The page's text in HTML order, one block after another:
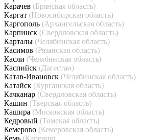
Карачев (Брянская область)
Каргат (Новосибирская область)
Каргополь (Архангельская область)
Карпинск (Свердловская область)
Карталы (Челябинская область)
Касимов (Рязанская область)
Касли (Челябинская область)
Каспийск (Дагестан)
Катав-Ивановск (Челябинская область)
Катайск (Курганская область)
Качканар (Свердловская область)
Кашин (Тверская область)
Кашира (Московская область)
Кедровый (Томская область)
Кемерово (Кемеровская область)